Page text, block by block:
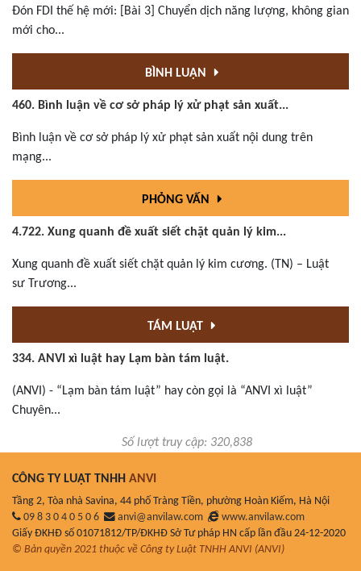
Đón FDI thế hệ mới: [Bài 3] Chuyển dịch năng lượng, không gian
mới cho...
BÌNH LUẬN
460. Bình luận về cơ sở pháp lý xử phạt sản xuất...
Bình luận về cơ sở pháp lý xử phạt sản xuất nội dung trên
mạng...
PHỎNG VẤN
4.722. Xung quanh đề xuất siết chặt quản lý kim...
Xung quanh đề xuất siết chặt quản lý kim cương. (TN) – Luật
sư Trương...
TÁM LUẬT
334. ANVI xì luật hay Lạm bàn tám luật.
(ANVI) - “Lạm bàn tám luật” hay còn gọi là “ANVI xì luật”
Chuyên...
Số lượt truy cập: 320,838
CÔNG TY LUẬT TNHH ANVI
Tầng 2, Tòa nhà Savina, 44 phố Tràng Tiền, phường Hoàn Kiếm, Hà Nội
09 8 3 0 4 0 5 0 6
anvi@anvilaw.com
www.anvilaw.com
Giấy ĐKHĐ số 01071812/TP/ĐKHĐ Sở Tư pháp HN cấp lần đầu 24-12-2020
© Bản quyền 2021 thuộc về Công ty Luật TNHH ANVI (ANVI)